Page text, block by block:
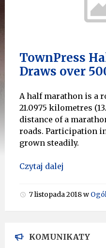
TownPress
Draws over
A half marathon is a
21.0975 kilometres
distance of a
roads. Participation
grown steadily.
Czytaj dalej
7 listopada 2018w
KOMUNIKATY